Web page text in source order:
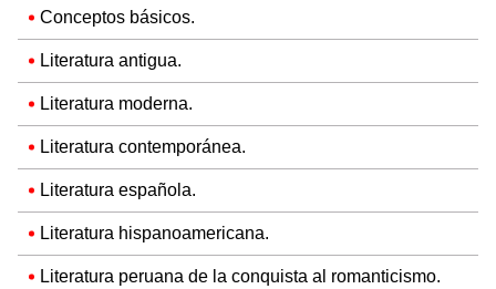
Conceptos básicos.
Literatura antigua.
Literatura moderna.
Literatura contemporánea.
Literatura española.
Literatura hispanoamericana.
Literatura peruana de la conquista al romanticismo.